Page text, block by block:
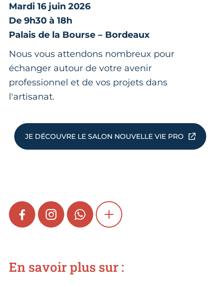
Mardi 16 juin 2026
De 9h30 à 18h
Palais de la Bourse – Bordeaux
Nous vous attendons nombreux pour
échanger autour de votre avenir
professionnel et de vos projets dans
l'artisanat.
JE DÉCOUVRE LE SALON NOUVELLE VIE PRO
FACEBOOKINSTAGRAMWHATSAPPSHOW MORE
En savoir plus sur :